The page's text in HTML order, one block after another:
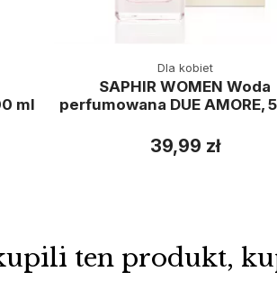
ml
Dla kobiet
SAPHIR WOMEN Woda
perfumowana DUE AMORE,
39,99 zł
ten produkt,